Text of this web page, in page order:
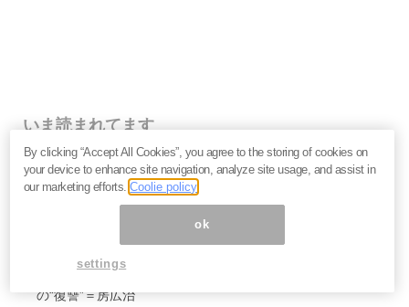
いま読まれてます
働く必要がない人・働いても報われない人の二極化へ
――鈴木傾城が語るAI時代のサバイバル論
努力と根性が裏目に出る時代に。スピリチュアルリーダ
ーMISAが語る「お金の流れに乗る人・外れる人」の違
なぜマスクはSpaceXのIPOを急ぐのか。2.9兆ドル「同
の“復讐”＝房広治
By clicking “Accept All Cookies”, you agree to the storing of cookies on
your device to enhance site navigation, analyze site usage, and assist in
our marketing efforts.Coolie policy
ok
settings